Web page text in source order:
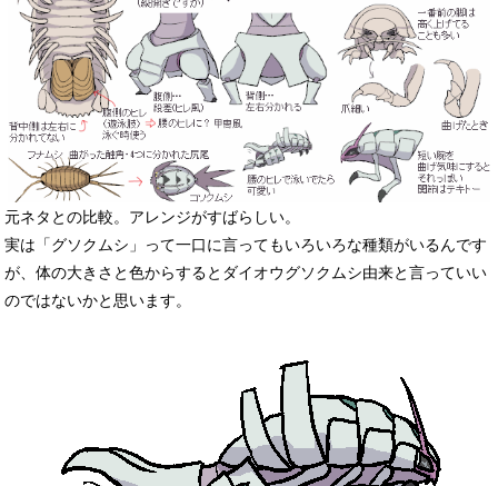
元ネタとの比較。アレンジがすばらしい。
実は「グソクムシ」って一口に言ってもいろいろな種類がいるんです
が、体の大きさと色からするとダイオウグソクムシ由来と言っていい
のではないかと思います。